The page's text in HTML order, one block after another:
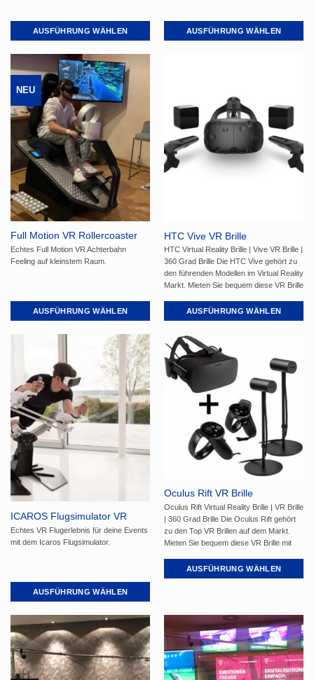
AUSFÜHRUNG WÄHLEN
weist
mehrere
Varianten
auf.
Optionen
können
auf
der
Produktseite
gewählt
werden
AUSFÜHRUNG WÄHLEN
Varianten
Optionen
können
werden
NEU
Full Motion VR Rollercoaster
Simulator
Echtes Full Motion VR Achterbahn
Feeling auf kleinstem Raum.
AUSFÜHRUNG WÄHLEN
mehrere
Varianten
auf.
Die
Optionen
können
auf
der
Produktseite
gewählt
werden
HTC Vive VR Brille
HTC Virtual Reality Brille | Vive VR Brille |
360 Grad Brille Die HTC Vive gehört zu
den führenden Modellen im Virtual Reality
Markt. Mieten Sie bequem diese VR Brille
Wir empfehlen jedoch unser Full-Service
Angebot mit Personal, TV & allem
AUSFÜHRUNG WÄHLEN
Produkt
weist
mehrere
Varianten
Optionen
können
Produktseite
gewählt
werden
ICAROS Flugsimulator VR
Echtes VR Flugerlebnis für deine Events
mit dem Icaros Flugsimulator.
AUSFÜHRUNG WÄHLEN
Produkt
weist
mehrere
Varianten
Oculus Rift VR Brille
Oculus Rift Virtual Reality Brille | VR Brille
| 360 Grad Brille Die Oculus Rift gehört
zu den Top VR Brillen auf dem Markt.
Mieten Sie bequem diese VR Brille mit
empfehlen jedoch unser Full-Service
Angebot mit Personal, TV & allem
AUSFÜHRUNG WÄHLEN
weist
mehrere
Varianten
auf.
Die